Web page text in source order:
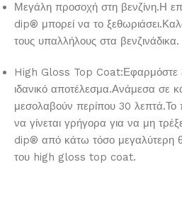
Μεγάλη προσοχή στη βενζίνη.Η
dip® μπορεί να το
τους υπαλλήλους στα βενζινάδικα.
High Gloss Top Coat:Εφαρμόστε
ιδανικό αποτέλεσμα.Ανάμεσα σε
μεσολαβούν περίπου 30 λεπτά.Το
να γίνεται γρήγορα για να μη
dip® από κάτω τόσο μεγαλύτερη
του high gloss top coat.